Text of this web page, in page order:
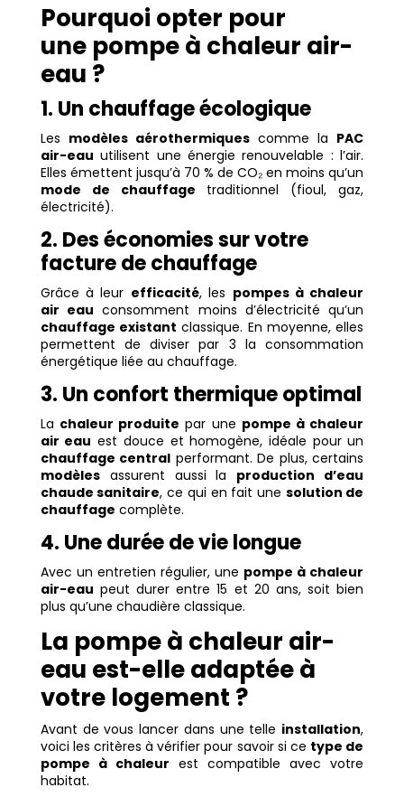
Pourquoi opter pour
une pompe à chaleur air-
eau ?
1. Un chauffage écologique
Les modèles aérothermiquescomme la PAC
air-eau utilisent une énergie renouvelable : l’air.
Elles émettent jusqu’à 70 % de CO₂ en moins qu’un
mode de chauffage traditionnel (fioul, gaz,
électricité).
2. Des économies sur votre
facture de chauffage
Grâce à leur efficacité, les pompes à chaleur
air eau consomment moins d’électricité qu’un
chauffage existant classique. En moyenne, elles
permettent de diviser par 3 la consommation
énergétique liée au chauffage.
3. Un confort thermique optimal
La chaleur produite par une pompe à chaleur
air eau est douce et homogène, idéale pour un
chauffage central performant. De plus, certains
modèlesassurent aussi la production d’eau
chaude sanitaire, ce qui en fait une solution de
chauffage complète.
4. Une durée de vie longue
Avec un entretien régulier, une pompe à chaleur
air-eau peut durer entre 15 et 20 ans, soit bien
plus qu’une chaudière classique.
La pompe à chaleur air-
eau est-elle adaptée à
votre logement ?
Avant de vous lancer dans une telle installation,
voici les critères à vérifier pour savoir si ce type de
pompe à chaleur est compatible avec votre
habitat.